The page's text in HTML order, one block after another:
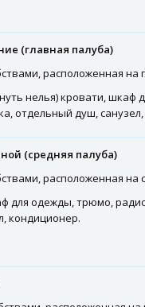
(главная палуба)
расположенная на
нелья) кровати, шкаф
отдельный душ,
(средняя палуба)
расположенная на
для одежды, трюмо,
кондиционер.